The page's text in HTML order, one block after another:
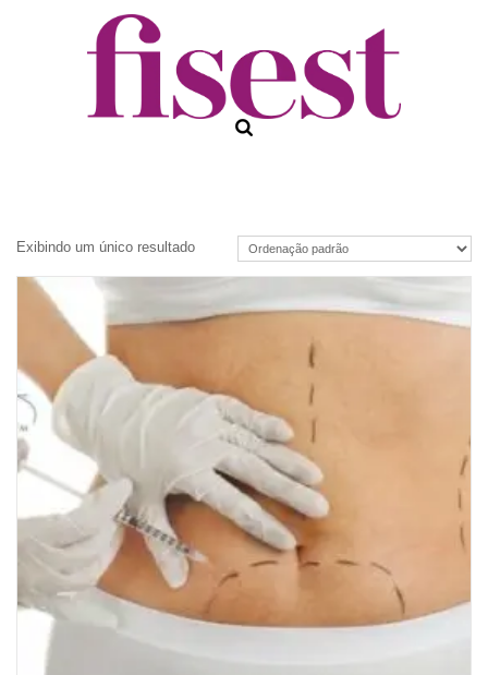
Exibindo um único resultado